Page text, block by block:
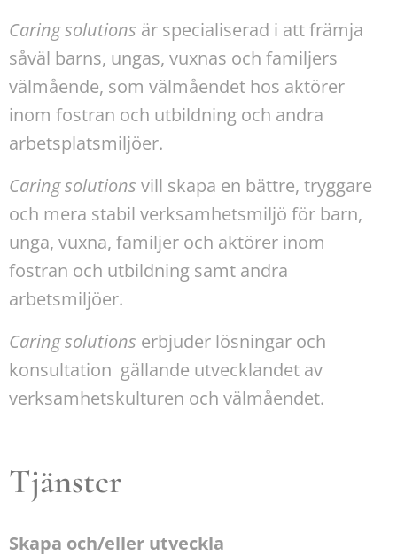
Caring solutions är specialiserad i att främja
såväl barns, ungas, vuxnas och familjers
välmående, som välmåendet hos aktörer
inom fostran och utbildning och andra
arbetsplatsmiljöer.
Caring solutions vill skapa en bättre, tryggare
och mera stabil verksamhetsmiljö för barn,
unga, vuxna, familjer och aktörer inom
fostran och utbildning samt andra
arbetsmiljöer.
Caring solutions erbjuder lösningar och
konsultation gällande utvecklandet av
verksamhetskulturen och välmåendet.
Tjänster
Skapa och/eller utveckla